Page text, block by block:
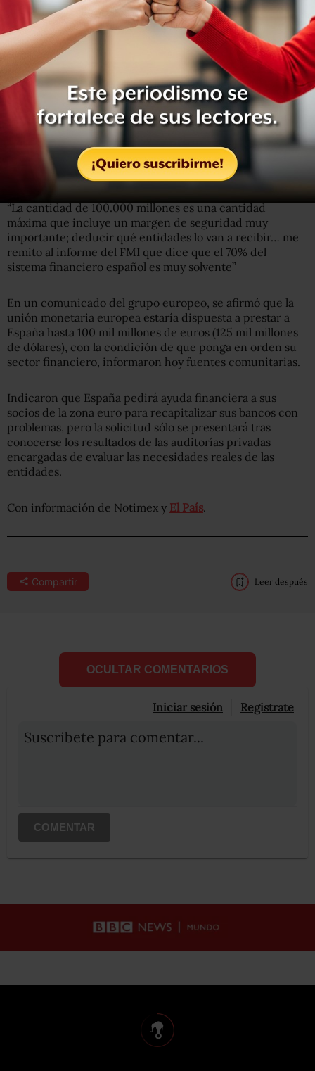
“El papel del FMI es estrictamente de asesoramiento del
sector financiero, una labor muy importante, de apoyo y
de implementación del programa”, afirmó de Guindos.
“La cantidad de 100.000 millones es una cantidad
máxima que incluye un margen de seguridad muy
importante; deducir qué entidades lo van a recibir… me
remito al informe del FMI que dice que el 70% del
sistema financiero español es muy solvente”
En un comunicado del grupo europeo, se afirmó que la
unión monetaria europea estaría dispuesta a prestar a
España hasta 100 mil millones de euros (125 mil millones
de dólares), con la condición de que ponga en orden su
sector financiero, informaron hoy fuentes comunitarias.
Indicaron que España pedirá ayuda financiera a sus
socios de la zona euro para recapitalizar sus bancos con
problemas, pero la solicitud sólo se presentará tras
conocerse los resultados de las auditorías privadas
encargadas de evaluar las necesidades reales de las
entidades.
Con información de Notimex y El País.
Compartir Leer después
OCULTAR COMENTARIOS
Iniciar sesión Registrate
Suscribete para comentar...
COMENTAR